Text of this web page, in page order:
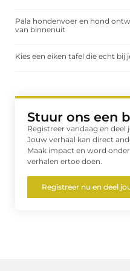
Pala hondenvoer en hond
van binnenuit
Kies een eiken tafel die echt bij
Stuur ons een
Registreer vandaag en
Jouw verhaal kan direct
Maak impact en word
verhalen ertoe doen.
Registreer nu en deel